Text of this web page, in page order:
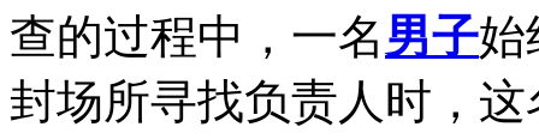
查的过程中，一名 男子始
封场所寻找负责人时，